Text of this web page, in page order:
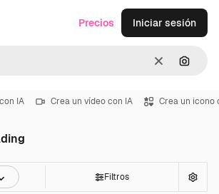
Borrar
Precios Iniciar sesión
IA Crea un vídeo con IA Crea un icono
Filtros